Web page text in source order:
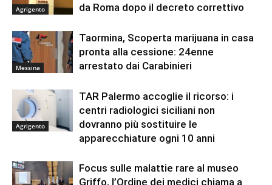
Agrigento
da Roma dopo il decreto correttivo
Messina
Taormina, Scoperta marijuana in casa
pronta alla cessione: 24enne
arrestato dai Carabinieri
Agrigento
TAR Palermo accoglie il ricorso: i
centri radiologici siciliani non
dovranno più sostituire le
apparecchiature ogni 10 anni
Focus sulle malattie rare al museo
Griffo, l’Ordine dei medici chiama a